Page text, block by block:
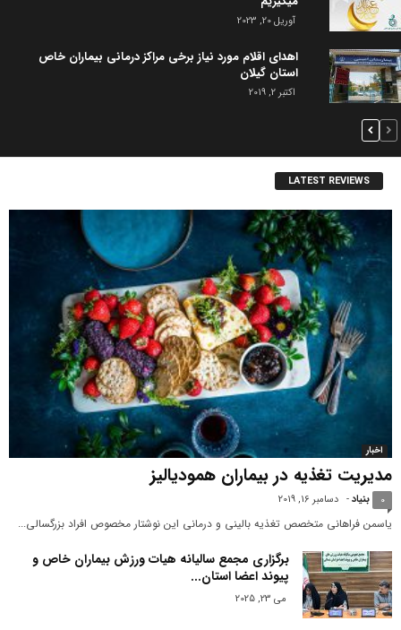
آوریل 20, 2023
اهدای اقلام مورد نیاز برخی مراکز درمانی بیماران خاص
استان گیلان
اکتبر 2, 2019
LATEST REVIEWS
اخبار
مدیریت تغذیه در بیماران همودیالیز
بنیاد - دسامبر 16, 2019 0
یاسمن فراهانی متخصص تغذیه بالینی و درمانی این نوشتار مخصوص افراد بزرگسالی...
برگزاری مجمع سالیانه هیات ورزش بیماران خاص و
پیوند اعضا استان...
می 23, 2025